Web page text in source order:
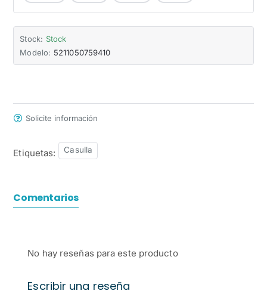
Stock: Stock
Modelo: 5211050759410
Solicite información
Etiquetas: Casulla
Comentarios
No hay reseñas para este producto
Escribir una reseña